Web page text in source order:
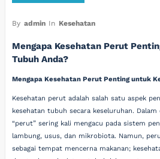
By admin In Kesehatan
Mengapa Kesehatan Perut
Tubuh Anda?
Mengapa Kesehatan Perut Penting untuk
Kesehatan perut adalah salah satu aspek
kesehatan tubuh secara keseluruhan.
“perut” sering kali mengacu pada sistem
lambung, usus, dan mikrobiota. Namun,
sebagai tempat mencerna makanan;